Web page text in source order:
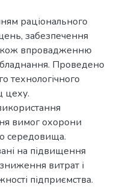
раціонального
забезпечення
впровадженню
Проведено
технологічного
цеху.
вимог охорони
середовища.
на підвищення
витрат і
підприємства.